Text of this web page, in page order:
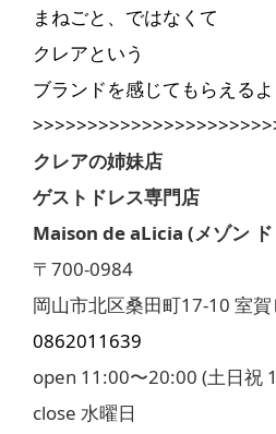
まねごと、ではなくて
クレアという
ブランドを感じてもらえる
クレアの姉妹店
ゲストドレス専門店
Maison de aLicia (メゾン ド
〒700-0984
岡山市北区桑田町17-10 室
0862011639
open 11:00〜20:00 (土日祝
close 水曜日